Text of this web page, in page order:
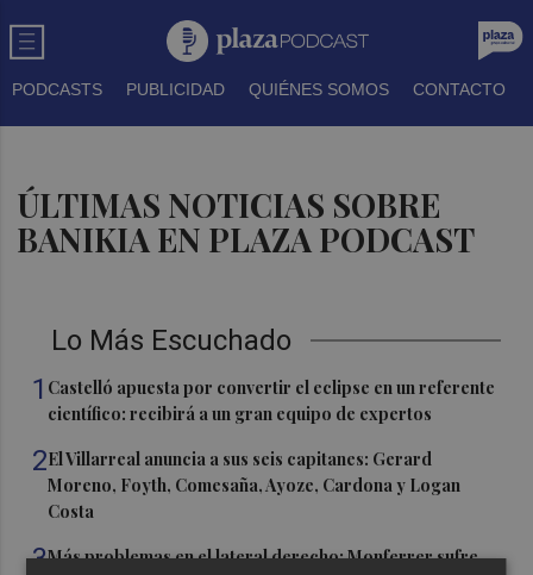
PODCASTS PUBLICIDAD QUIÉNES SOMOS CONTACTO
ÚLTIMAS NOTICIAS SOBRE
BANIKIA EN PLAZA PODCAST
Lo Más Escuchado
1 Castelló apuesta por convertir el eclipse en un referente
científico: recibirá a un gran equipo de expertos
2El Villarreal anuncia a sus seis capitanes: Gerard
Moreno, Foyth, Comesaña, Ayoze, Cardona y Logan
Costa
3Más problemas en el lateral derecho: Monferrer sufre